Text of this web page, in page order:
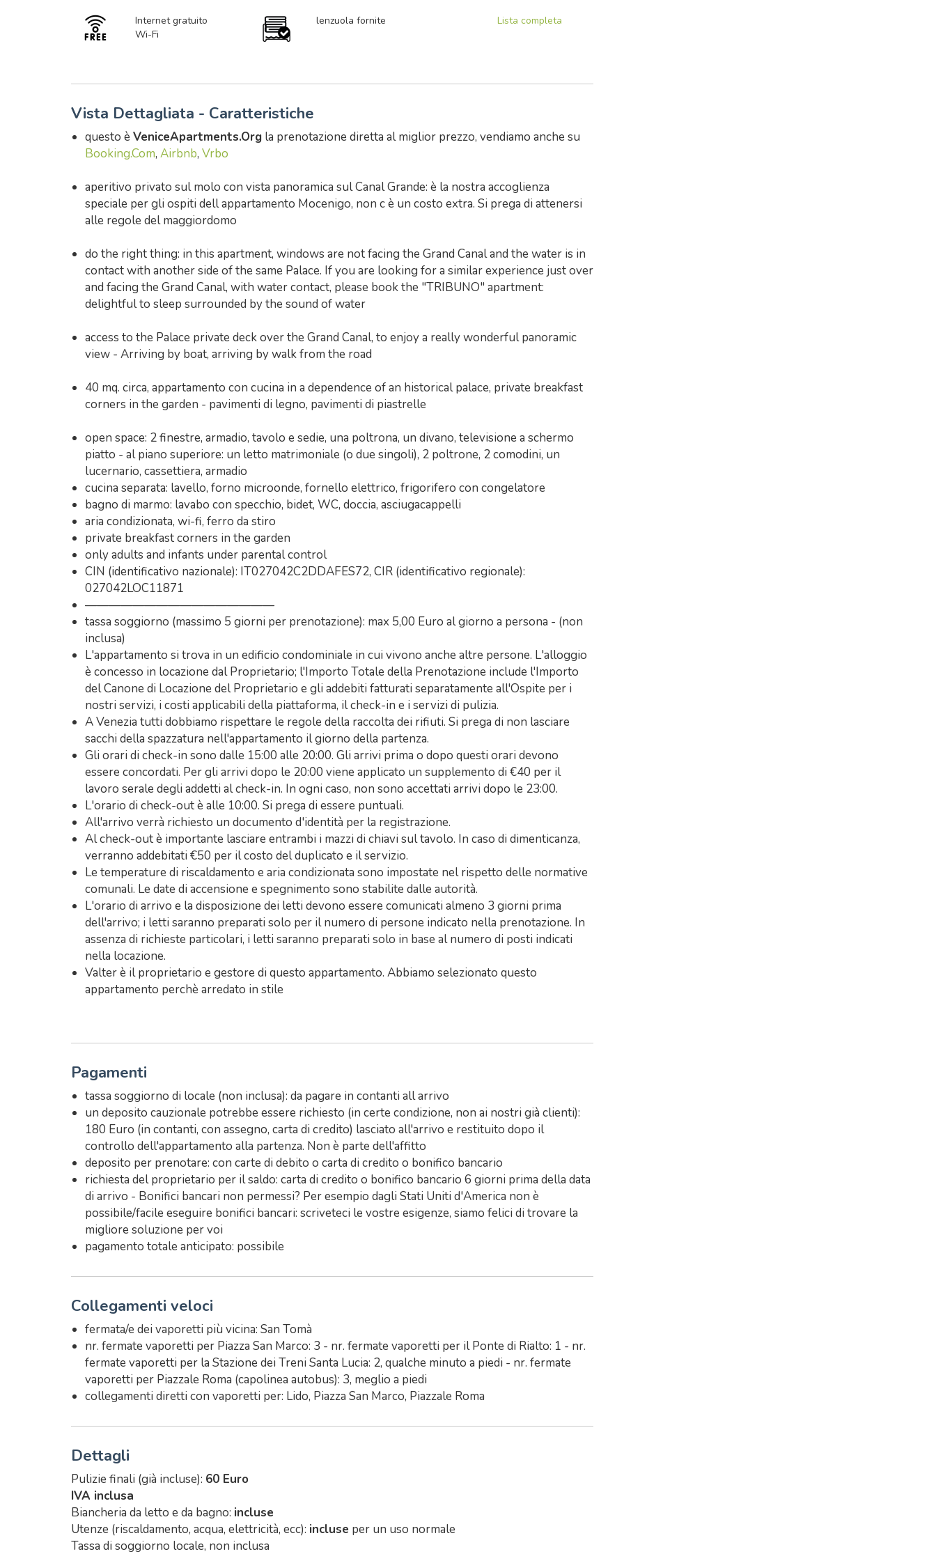
Internet gratuito
Wi-Fi
lenzuola fornite Lista completa
Vista Dettagliata - Caratteristiche
questo è VeniceApartments.Org la prenotazione diretta al miglior prezzo, vendiamo anche su
Booking.Com, Airbnb, Vrbo
aperitivo privato sul molo con vista panoramica sul Canal Grande: è la nostra accoglienza
speciale per gli ospiti dell appartamento Mocenigo, non c è un costo extra. Si prega di attenersi
alle regole del maggiordomo
do the right thing: in this apartment, windows are not facing the Grand Canal and the water is in
contact with another side of the same Palace. If you are looking for a similar experience just over
and facing the Grand Canal, with water contact, please book the "TRIBUNO" apartment:
delightful to sleep surrounded by the sound of water
access to the Palace private deck over the Grand Canal, to enjoy a really wonderful panoramic
view - Arriving by boat, arriving by walk from the road
40 mq. circa, appartamento con cucina in a dependence of an historical palace, private breakfast
corners in the garden - pavimenti di legno, pavimenti di piastrelle
open space: 2 finestre, armadio, tavolo e sedie, una poltrona, un divano, televisione a schermo
piatto - al piano superiore: un letto matrimoniale (o due singoli), 2 poltrone, 2 comodini, un
lucernario, cassettiera, armadio
cucina separata: lavello, forno microonde, fornello elettrico, frigorifero con congelatore
bagno di marmo: lavabo con specchio, bidet, WC, doccia, asciugacappelli
aria condizionata, wi-fi, ferro da stiro
private breakfast corners in the garden
only adults and infants under parental control
CIN (identificativo nazionale): IT027042C2DDAFES72, CIR (identificativo regionale):
027042LOC11871
————————————————
tassa soggiorno (massimo 5 giorni per prenotazione): max 5,00 Euro al giorno a persona - (non
inclusa)
L'appartamento si trova in un edificio condominiale in cui vivono anche altre persone. L'alloggio
è concesso in locazione dal Proprietario; l'Importo Totale della Prenotazione include l'Importo
del Canone di Locazione del Proprietario e gli addebiti fatturati separatamente all'Ospite per i
nostri servizi, i costi applicabili della piattaforma, il check-in e i servizi di pulizia.
A Venezia tutti dobbiamo rispettare le regole della raccolta dei rifiuti. Si prega di non lasciare
sacchi della spazzatura nell'appartamento il giorno della partenza.
Gli orari di check-in sono dalle 15:00 alle 20:00. Gli arrivi prima o dopo questi orari devono
essere concordati. Per gli arrivi dopo le 20:00 viene applicato un supplemento di €40 per il
lavoro serale degli addetti al check-in. In ogni caso, non sono accettati arrivi dopo le 23:00.
L'orario di check-out è alle 10:00. Si prega di essere puntuali.
All'arrivo verrà richiesto un documento d'identità per la registrazione.
Al check-out è importante lasciare entrambi i mazzi di chiavi sul tavolo. In caso di dimenticanza,
verranno addebitati €50 per il costo del duplicato e il servizio.
Le temperature di riscaldamento e aria condizionata sono impostate nel rispetto delle normative
comunali. Le date di accensione e spegnimento sono stabilite dalle autorità.
L'orario di arrivo e la disposizione dei letti devono essere comunicati almeno 3 giorni prima
dell'arrivo; i letti saranno preparati solo per il numero di persone indicato nella prenotazione. In
assenza di richieste particolari, i letti saranno preparati solo in base al numero di posti indicati
nella locazione.
Valter è il proprietario e gestore di questo appartamento. Abbiamo selezionato questo
appartamento perchè arredato in stile
Pagamenti
tassa soggiorno di locale (non inclusa): da pagare in contanti all arrivo
un deposito cauzionale potrebbe essere richiesto (in certe condizione, non ai nostri già clienti):
180 Euro (in contanti, con assegno, carta di credito) lasciato all'arrivo e restituito dopo il
controllo dell'appartamento alla partenza. Non è parte dell'affitto
deposito per prenotare: con carte di debito o carta di credito o bonifico bancario
richiesta del proprietario per il saldo: carta di credito o bonifico bancario 6 giorni prima della data
di arrivo - Bonifici bancari non permessi? Per esempio dagli Stati Uniti d'America non è
possibile/facile eseguire bonifici bancari: scriveteci le vostre esigenze, siamo felici di trovare la
migliore soluzione per voi
pagamento totale anticipato: possibile
Collegamenti veloci
fermata/e dei vaporetti più vicina: San Tomà
nr. fermate vaporetti per Piazza San Marco: 3 - nr. fermate vaporetti per il Ponte di Rialto: 1 - nr.
fermate vaporetti per la Stazione dei Treni Santa Lucia: 2, qualche minuto a piedi - nr. fermate
vaporetti per Piazzale Roma (capolinea autobus): 3, meglio a piedi
collegamenti diretti con vaporetti per: Lido, Piazza San Marco, Piazzale Roma
Dettagli
Pulizie finali (già incluse): 60 Euro
IVA inclusa
Biancheria da letto e da bagno: incluse
Utenze (riscaldamento, acqua, elettricità, ecc): incluse per un uso normale
Tassa di soggiorno locale, non inclusa